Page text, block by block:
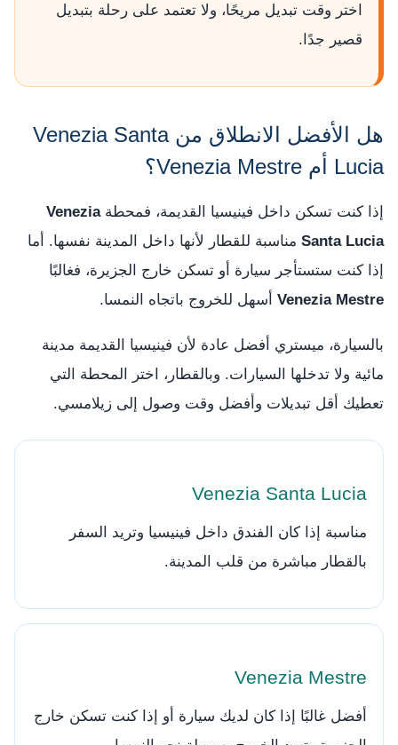
اختر وقت تبديل مريحًا، ولا تعتمد على رحلة بتبديل
قصير جدًا.
هل الأفضل الانطلاق من Venezia Santa
Lucia أم Venezia Mestre؟
إذا كنت تسكن داخل فينيسيا القديمة، فمحطةVenezia
Santa Lucia مناسبة للقطار لأنها داخل المدينة نفسها. أما
إذا كنت ستستأجر سيارة أو تسكن خارج الجزيرة، فغالبًا
Venezia Mestre أسهل للخروج باتجاه النمسا.
بالسيارة، ميستري أفضل عادة لأن فينيسيا القديمة مدينة
مائية ولا تدخلها السيارات. وبالقطار، اختر المحطة التي
تعطيك أقل تبديلات وأفضل وقت وصول إلى زيلامسي.
Venezia Santa Lucia
مناسبة إذا كان الفندق داخل فينيسيا وتريد السفر
بالقطار مباشرة من قلب المدينة.
Venezia Mestre
أفضل غالبًا إذا كان لديك سيارة أو إذا كنت تسكن خارج